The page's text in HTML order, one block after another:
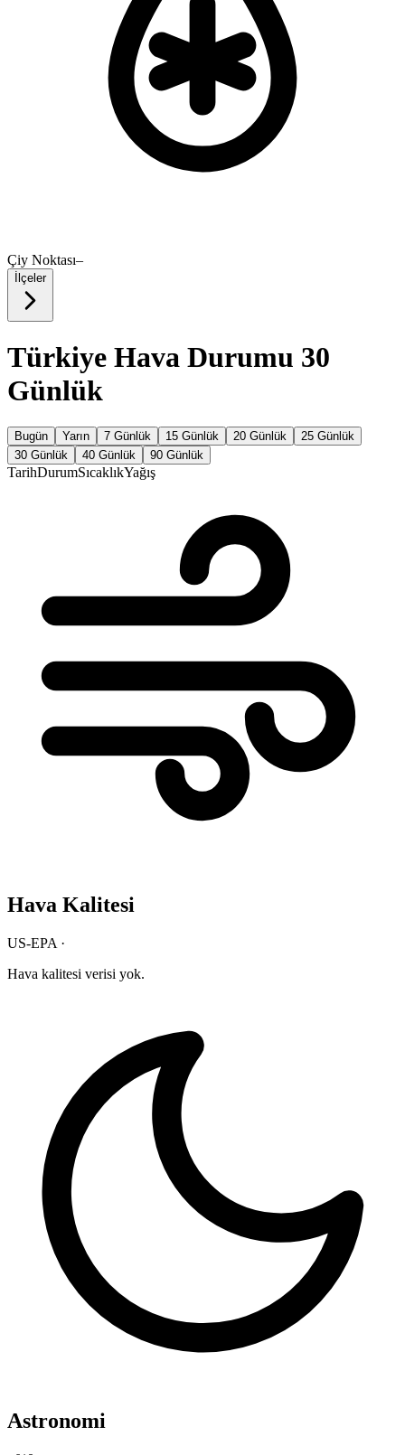
Çiy Noktası–
İlçeler
Türkiye Hava Durumu 30
Günlük
Bugün Yarın 7 Günlük 15 Günlük 20 Günlük
25 Günlük
30 Günlük
40 Günlük 90 Günlük
TarihDurumSıcaklıkYağış
Hava Kalitesi
US-EPA ·
Hava kalitesi verisi yok.
Astronomi